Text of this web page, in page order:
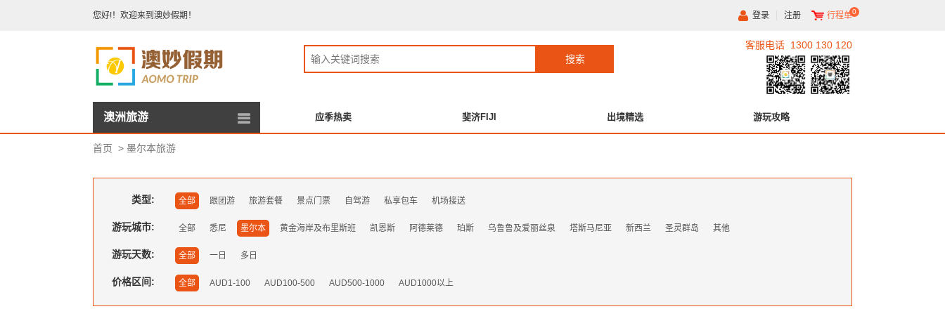
您好!！欢迎来到澳妙假期！ 登录 注册 行程单0
客服电话 1300 130 120
澳洲旅游 应季热卖 斐济FIJI 出境精选 游玩攻略
首页 > 墨尔本旅游
类型: 全部 跟团游 旅游套餐 景点门票 自驾游 私享包车 机场接送
游玩城市: 全部 悉尼 墨尔本 黄金海岸及布里斯班 凯恩斯 阿德莱德 珀斯 乌鲁鲁及爱丽丝泉 塔斯马尼亚 新西兰 圣灵群岛 其他
游玩天数: 全部 一日 多日
价格区间: 全部 AUD1-100 AUD100-500 AUD500-1000 AUD1000以上